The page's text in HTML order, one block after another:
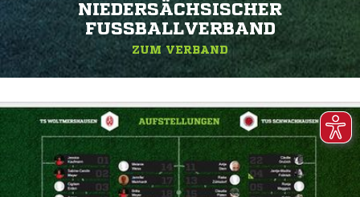
NIEDERSÄCHSISCHER
FUSSBALLVERBAND
ZUM VERBAND